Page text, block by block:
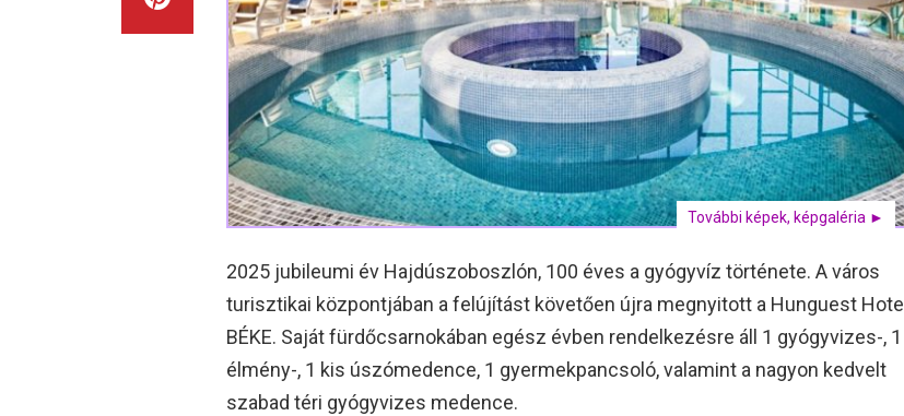
További képek, képgaléria ►
2025 jubileumi év Hajdúszoboszlón, 100 éves a gyógyvíz története. A város
turisztikai központjában a felújítást követően újra megnyitott a Hunguest Hotel
BÉKE. Saját fürdőcsarnokában egész évben rendelkezésre áll 1 gyógyvizes-, 1
élmény-, 1 kis úszómedence, 1 gyermekpancsoló, valamint a nagyon kedvelt
szabad téri gyógyvizes medence.